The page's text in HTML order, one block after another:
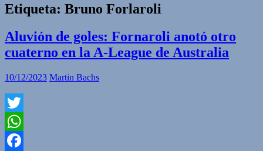
Etiqueta: Bruno Forlaroli
Aluvión de goles: Fornaroli anotó otro
cuaterno en la A-League de Australia
10/12/2023 Martin Bachs
Twitter
WhatsApp